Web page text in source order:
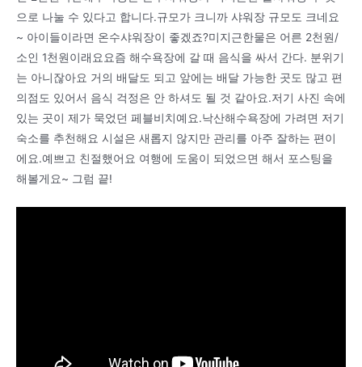
으로 나눌 수 있다고 합니다.규모가 크니까 샤워장 규모도 크네요
~ 아이들이라면 온수샤워장이 좋겠죠?미지근한물은 어른 2천원/
소인 1천원이래요요즘 해수욕장에 갈 때 음식을 싸서 간다. 분위기
는 아니잖아요 거의 배달도 되고 앞에는 배달 가능한 곳도 많고 편
의점도 있어서 음식 걱정은 안 하셔도 될 것 같아요.저기 사진 속에
있는 곳이 제가 묵었던 페블비치예요.낙산해수욕장에 가려면 저기
숙소를 추천해요 시설은 새롭지 않지만 관리를 아주 잘하는 편이
에요.예쁘고 친절했어요 여행에 도움이 되었으면 해서 포스팅을
해볼게요~ 그럼 끝!